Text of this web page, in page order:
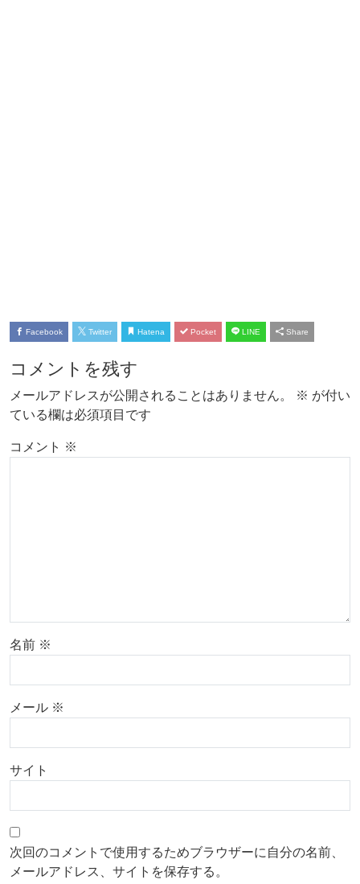
Facebook Twitter Hatena Pocket LINE Share
コメントを残す
メールアドレスが公開されることはありません。 ※ が付い
ている欄は必須項目です
コメント ※
名前 ※
メール ※
サイト
次回のコメントで使用するためブラウザーに自分の名前、
メールアドレス、サイトを保存する。